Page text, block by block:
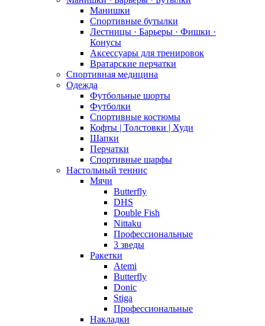
Манишки
Спортивные бутылки
Лестницы · Барьеры · Фишки ·
Конусы
Аксессуары для тренировок
Вратарские перчатки
Спортивная медицина
Одежда
Футбольные шорты
Футболки
Спортивные костюмы
Кофты | Толстовки | Худи
Шапки
Перчатки
Спортивные шарфы
Настольный теннис
Мячи
Butterfly
DHS
Double Fish
Nittaku
Профессиональные
3 зведы
Ракетки
Atemi
Butterfly
Donic
Stiga
Профессиональные
Накладки